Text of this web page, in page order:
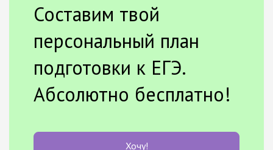
Составим твой
персональный план
подготовки к ЕГЭ.
Абсолютно бесплатно!
Хочу!